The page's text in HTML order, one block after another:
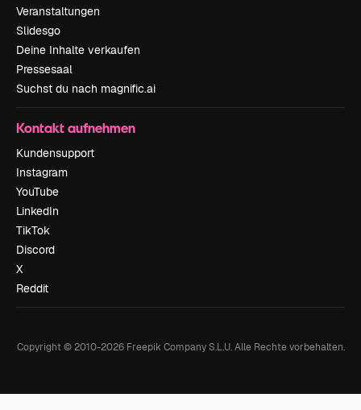
Veranstaltungen
Slidesgo
Deine Inhalte verkaufen
Pressesaal
Suchst du nach magnific.ai
Kontakt aufnehmen
Kundensupport
Instagram
YouTube
LinkedIn
TikTok
Discord
X
Reddit
Copyright © 2010-2026Freepik Company S.L.U. Alle Rechte vorbehalten.